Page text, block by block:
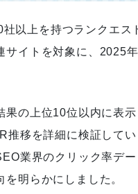
実践SEOバイブル ランクエス
底的なキーワード分析によ
、検索順位が5位圏内に急上
以上を持つランクエス
サイトを対象に、2025
果の上位10位以内に表
推移を詳細に検証して
業界のクリック率デ
明らかにしました。